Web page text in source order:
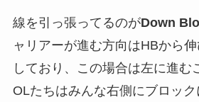
線を引っ張ってるのがDown
ャリアーが進む方向はHBから
しており、この場合は左に進む
OLたちはみんな右側にブロック